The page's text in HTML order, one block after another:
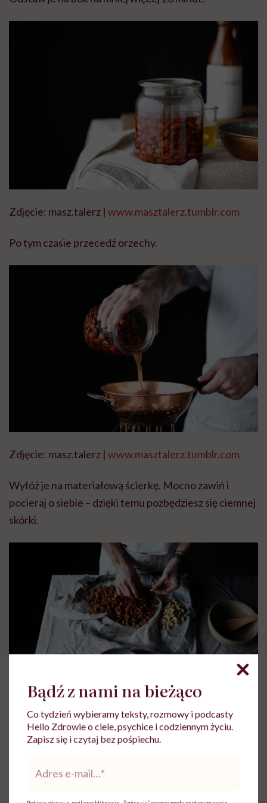
Zdjęcie: masz.talerz | www.masztalerz.tumblr.com
Po tym czasie przecedź orzechy.
Zdjęcie: masz.talerz | www.masztalerz.tumblr.com
Wyłóż je na materiałową ścierkę. Mocno zawiń i
pocieraj o siebie – dzięki temu pozbędziesz się ciemnej
skórki.
Zdjęcie: masz.talerz |www.masztalerz.tumblr.com
wysokich obrotach na mąkę. Ważne, aby orzechy były
porządnie zmiksowane, dzięki temu w marcepanie nie
Bądź z nami na bieżąco
Co tydzień wybieramy teksty, rozmowy i podcasty
Hello Zdrowie o ciele, psychice i codziennym życiu.
Zapisz się i czytaj bez pośpiechu.
*